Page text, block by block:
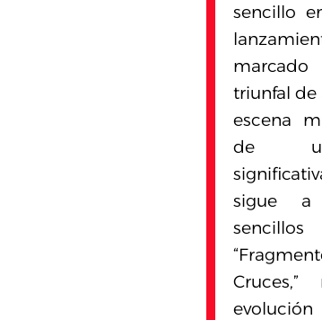
sencillo
triunfal de
escena
de
sigue a